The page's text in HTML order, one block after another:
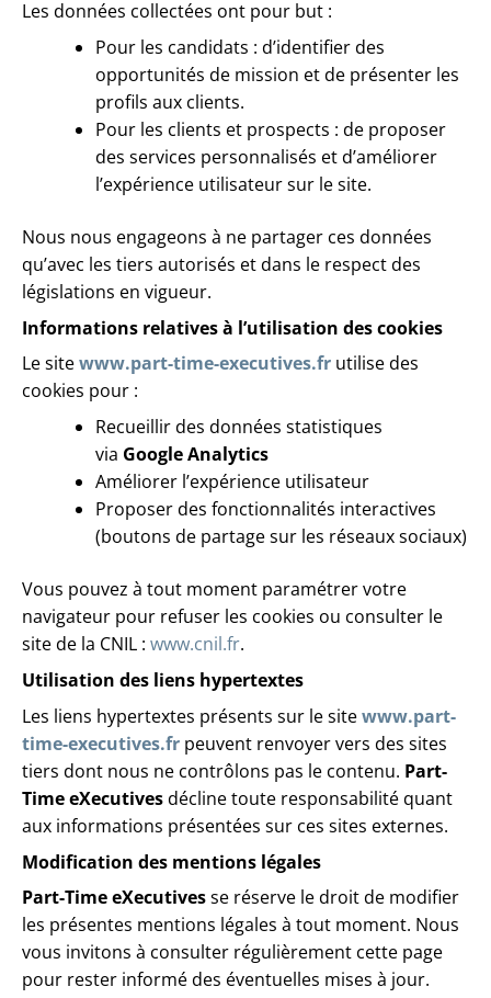
Les données collectées ont pour but :
Pour les candidats : d’identifier des
opportunités de mission et de présenter les
profils aux clients.
Pour les clients et prospects : de proposer
des services personnalisés et d’améliorer
l’expérience utilisateur sur le site.
Nous nous engageons à ne partager ces données
qu’avec les tiers autorisés et dans le respect des
législations en vigueur.
Informations relatives à l’utilisation des cookies
Le sitewww.part-time-executives.fr utilise des
cookies pour :
Recueillir des données statistiques
via Google Analytics
Améliorer l’expérience utilisateur
Proposer des fonctionnalités interactives
(boutons de partage sur les réseaux sociaux)
Vous pouvez à tout moment paramétrer votre
navigateur pour refuser les cookies ou consulter le
site de la CNIL : www.cnil.fr.
Utilisation des liens hypertextes
Les liens hypertextes présents sur le sitewww.part-
time-executives.fr peuvent renvoyer vers des sites
tiers dont nous ne contrôlons pas le contenu. Part-
Time eXecutivesdécline toute responsabilité quant
aux informations présentées sur ces sites externes.
Modification des mentions légales
Part-Time eXecutivesse réserve le droit de modifier
les présentes mentions légales à tout moment. Nous
vous invitons à consulter régulièrement cette page
pour rester informé des éventuelles mises à jour.